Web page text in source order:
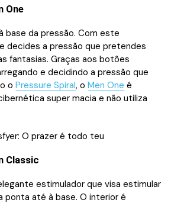
One
base da pressão. Com este
decides a pressão que pretendes
fantasias. Graças aos botões
e decidindo a pressão que
oPressure Spiral, oMen One é
super macia e não utiliza
Classic
estimulador que visa estimular
ponta até à base. O interior é